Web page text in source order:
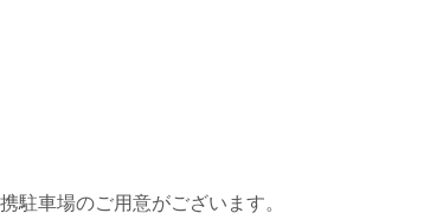
駐車場のご用意がございます。